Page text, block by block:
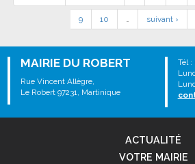
9 10 … suivant ›
MAIRIE DU ROBERT
Rue Vincent Allègre,
Le Robert 97231, Martinique
Tél :
ACTUALITÉ
VOTRE MAIRIE